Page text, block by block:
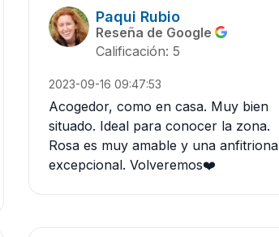
Paqui Rubio
Reseña de Google
Calificación: 5
2023-09-16 09:47:53
Acogedor, como en casa. Muy bien
situado. Ideal para conocer la zona.
Rosa es muy amable y una anfitriona
excepcional. Volveremos❤️